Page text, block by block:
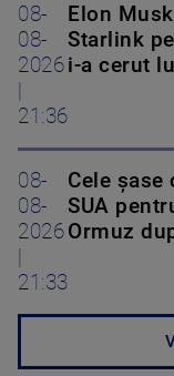
08-
08-
2026
|
21:36
Elon
Starlink
i-a cerut
08-
08-
2026
|
21:33
Cele
SUA
Ormuz